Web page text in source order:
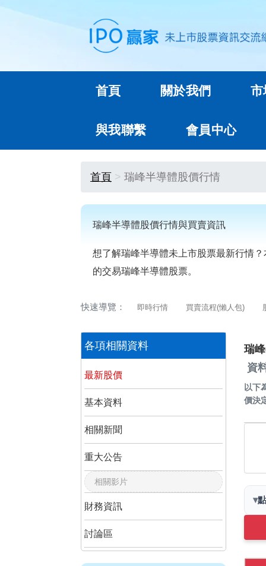
首頁 關於我們 市
與我聯繫 會員中心
首頁 瑞峰半導體股價行情
瑞峰半導體股價行情與買賣資訊
想了解瑞峰半導體未上市股票最新行情
的交易瑞峰半導體股票。
快速導覽： 即時行情 買賣流程(懶人包)
各項相關資料
最新股價
基本資料
相關新聞
重大公告
相關影片
財務資訊
討論區
瑞
資
以下
價決
▾